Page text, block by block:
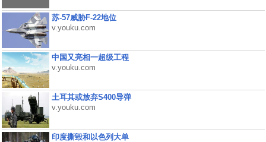
苏-57威胁F-22地位
v.youku.com
中国又亮相一超级工程
v.youku.com
土耳其或放弃S400导弹
v.youku.com
印度撕毁和以色列大单